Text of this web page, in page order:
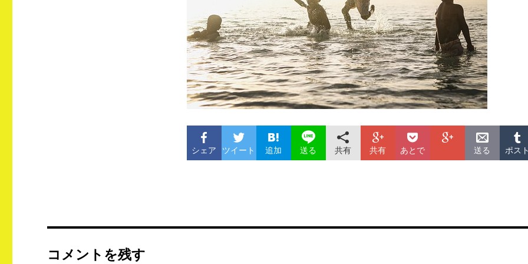
シェア ツイート 追加 送る 共有 共有 あとで 送る ポス
コメントを残す